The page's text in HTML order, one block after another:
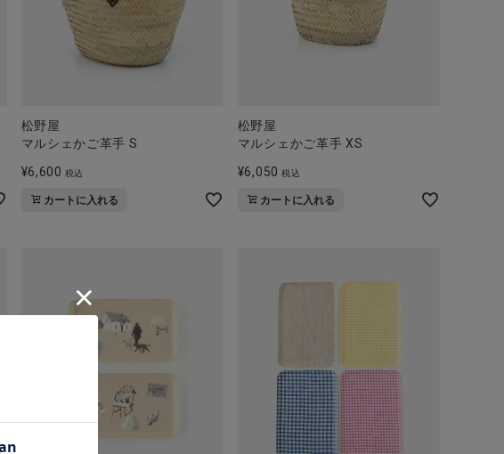
松野屋
マルシェかご革手 S
¥6,600 税込
カートに入れる
松野屋
マルシェかご革手 XS
¥6,050 税込
カートに入れる